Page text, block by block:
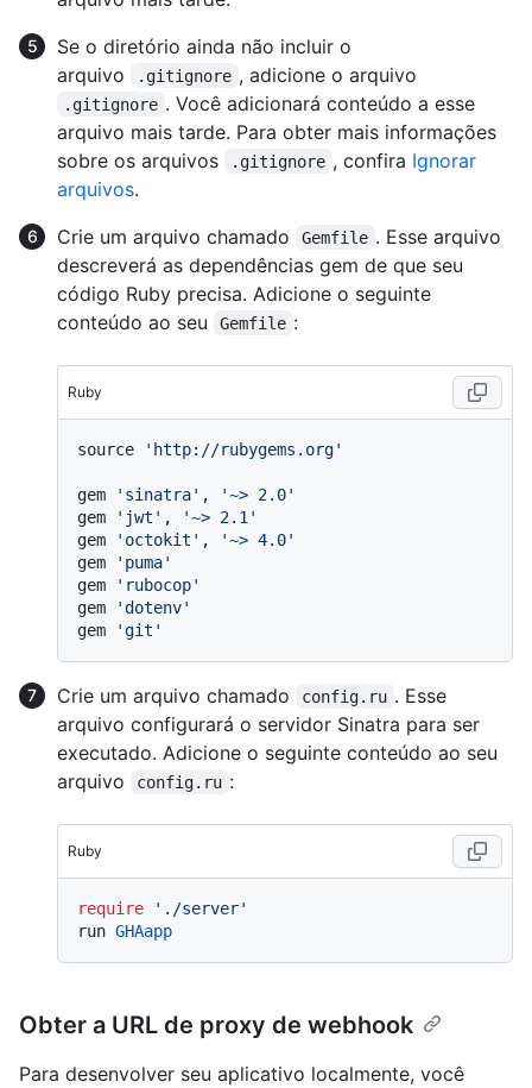
Se o diretório ainda não incluir o
arquivo
.gitignore , adicione o arquivo
.gitignore . Você adicionará conteúdo a esse
arquivo mais tarde. Para obter mais informações
sobre os arquivos
.gitignore , confira Ignorar
arquivos.
Crie um arquivo chamado
Gemfile . Esse arquivo
descreverá as dependências gem de que seu
código Ruby precisa. Adicione o seguinte
conteúdo ao seu
Gemfile :
Ruby
source 'http://rubygems.org'
gem 'sinatra' ,
'~> 2.0'
gem
'jwt' ,
'~> 2.1'
gem
'octokit' ,
'~> 4.0'
gem
'puma'
gem
'rubocop'
gem
'dotenv'
gem
'git'
Crie um arquivo chamado config.ru . Esse
arquivo configurará o servidor Sinatra para ser
executado. Adicione o seguinte conteúdo ao seu
arquivo
config.ru :
Ruby
require
'./server'
run GHAapp
Obter a URL de proxy de webhook
Para desenvolver seu aplicativo localmente, você